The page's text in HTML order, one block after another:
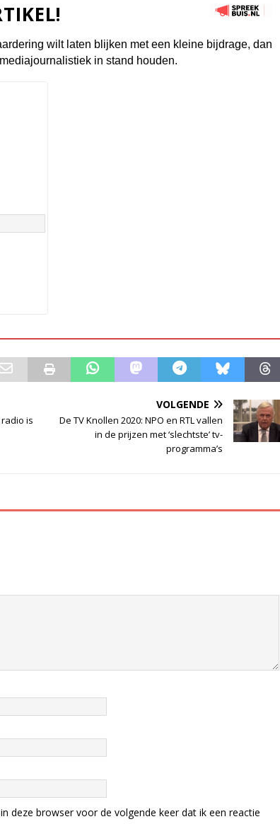
wilt laten blijken met een kleine bijdrage, dan
in stand houden.
radio is
VOLGENDE
De TV Knollen 2020: NPO en RTL vallen
in de prijzen met ‘slechtste’ tv-
programma’s
deze browser voor de volgende keer dat ik een reactie